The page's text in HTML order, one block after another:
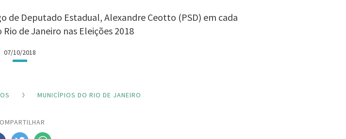
de Deputado Estadual, Alexandre Ceotto (PSD) em cada
de Janeiro nas Eleições 2018
07/10/2018
MUNICÍPIOS DO RIO DE JANEIRO